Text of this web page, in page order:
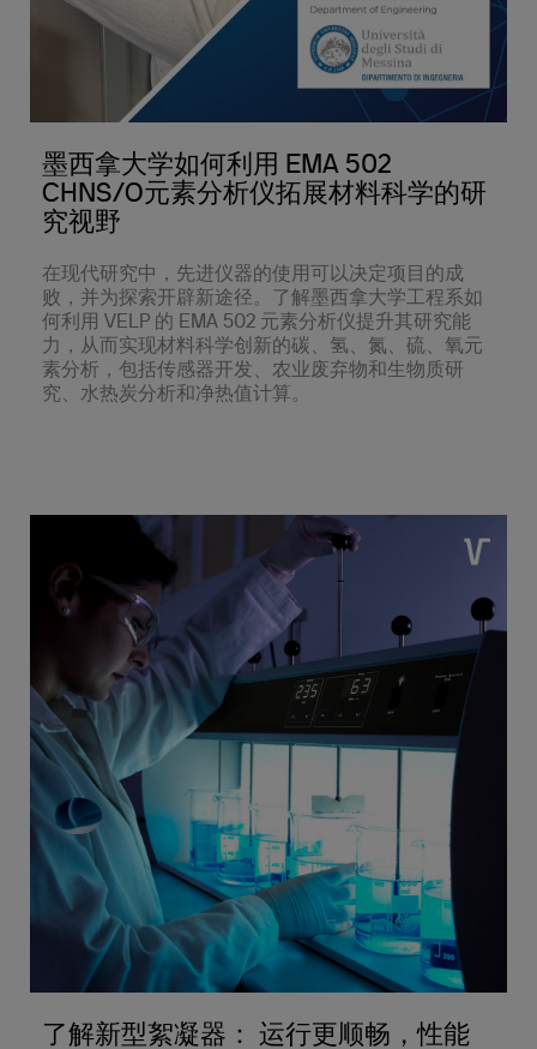
墨西拿大学如何利用 EMA 502
CHNS/O元素分析仪拓展材料科学的研
究视野
在现代研究中，先进仪器的使用可以决定项目的成
败，并为探索开辟新途径。了解墨西拿大学工程系如
何利用 VELP 的 EMA 502 元素分析仪提升其研究能
力，从而实现材料科学创新的碳、氢、氮、硫、氧元
素分析，包括传感器开发、农业废弃物和生物质研
究、水热炭分析和净热值计算。
了解新型絮凝器： 运行更顺畅，性能